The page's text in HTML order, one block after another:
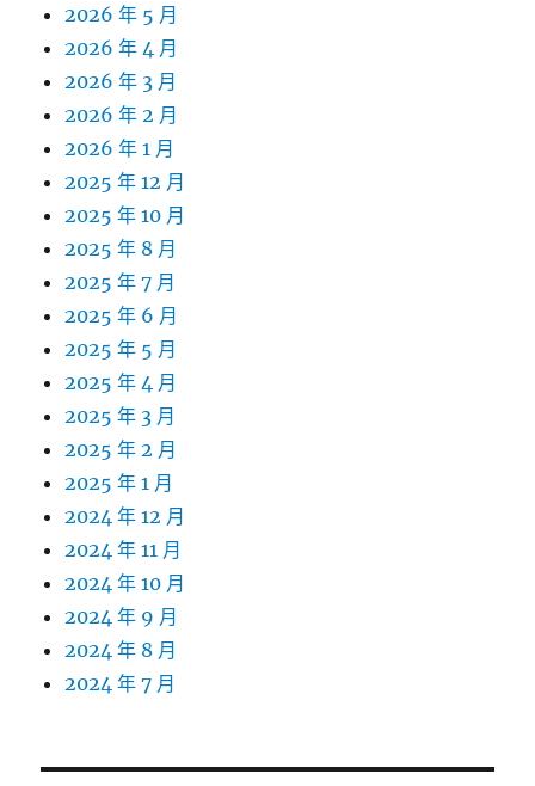
2026 年 5 月
2026 年 4 月
2026 年 3 月
2026 年 2 月
2026 年 1 月
2025 年 12 月
2025 年 10 月
2025 年 8 月
2025 年 7 月
2025 年 6 月
2025 年 5 月
2025 年 4 月
2025 年 3 月
2025 年 2 月
2025 年 1 月
2024 年 12 月
2024 年 11 月
2024 年 10 月
2024 年 9 月
2024 年 8 月
2024 年 7 月